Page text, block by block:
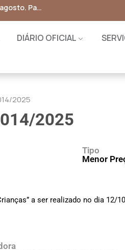
DIÁRIO OFICIAL
2025
014/2025
Tipo
Menor
a ser realizado no dia 12/